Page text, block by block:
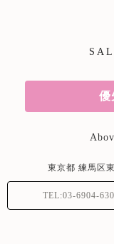
優
東京都 練馬区
TEL:03-6904-